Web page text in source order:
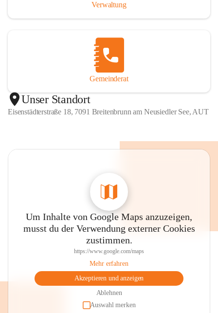
Verwaltung
Gemeinderat
Unser Standort
Eisenstädterstraße 18, 7091 Breitenbrunn am Neusiedler See, AUT
Um Inhalte von Google Maps anzuzeigen,
musst du der Verwendung externer Cookies
zustimmen.
https://www.google.com/maps
Mehr erfahren
Akzeptieren und anzeigen
Ablehnen
Auswahl merken